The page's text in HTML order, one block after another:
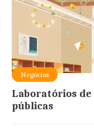
Negócios
Laboratórios
públicas